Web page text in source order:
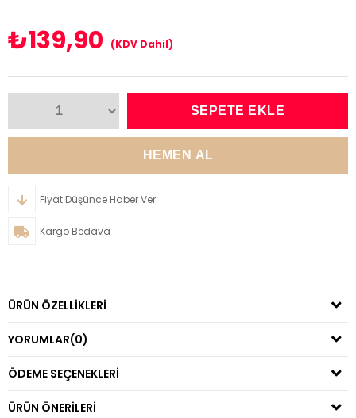
₺139,90 (KDV Dahil)
Fiyat Düşünce Haber Ver
Kargo Bedava
ÜRÜN ÖZELLIKLERI
YORUMLAR(0)
ÖDEME SEÇENEKLERI
ÜRÜN ÖNERILERI